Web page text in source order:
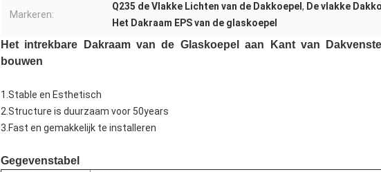
Markeren:
Q235 de Vlakke Lichten van de Dakkoepel , De vlakke
Het Dakraam EPS van de glaskoepel
Het intrekbare Dakraam van de Glaskoepel aan Kant van
bouwen
1.Stable en Esthetisch
2.Structure is duurzaam voor 50years
3.Fast en gemakkelijk te installeren
Gegevenstabel